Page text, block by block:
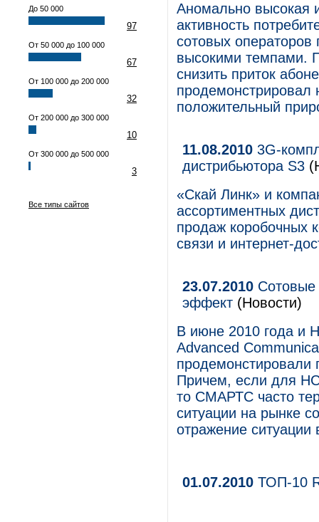
До 50 000
97
От 50 000 до 100 000
67
От 100 000 до 200 000
32
От 200 000 до 300 000
10
От 300 000 до 500 000
3
Все типы сайтов
Аномально высокая
активность
сотовых
высокими темпами.
снизить приток
продемонстрировал
положительный
11.08.2010 3G-
дистрибьютора S3
«Скай Линк» и
ассортиментных
продаж коробочных
связи и интернет-
23.07.2010 Сотовые
эффект (Новости)
В июне 2010 года и
Advanced
продемонстировали
Причем, если для
то СМАРТС часто
ситуации на рынке
отражение
01.07.2010 ТОП-10